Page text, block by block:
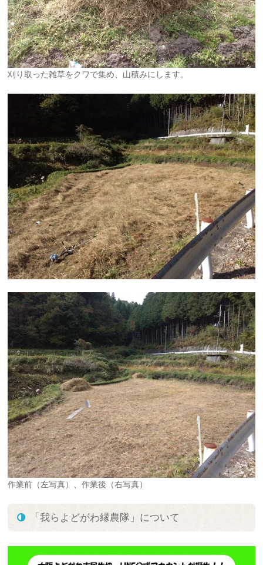
刈り取った雑草をクワで集め、山積みにします。
作業前（左写真）、作業後（右写真）
「我らよどがわ縁農隊」について